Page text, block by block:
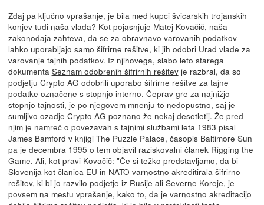
Zdaj pa ključno vprašanje, je bila med kupci švicarskih trojanskih
konjev tudi naša vlada? Kot pojasnjuje Matej Kovačič, naša
zakonodaja zahteva, da se za obravnavo varovanih podatkov
lahko uporabljajo samo šifrirne rešitve, ki jih odobri Urad vlade za
varovanje tajnih podatkov. Iz njihovega, slabo leto starega
dokumenta Seznam odobrenih šifrirnih rešitevje razbral, da so
podjetju Crypto AG odobrili uporabo šifrirne rešitve za tajne
podatke označene s stopnjo interno. Čeprav gre za najnižjo
stopnjo tajnosti, je po njegovem mnenju to nedopustno, saj je
sumljivo ozadje Crypto AG poznano že nekaj desetletij. Že pred
njim je namreč o povezavah s tajnimi službami leta 1983 pisal
James Bamford v knjigi The Puzzle Palace, časopis Baltimore Sun
pa je decembra 1995 o tem objavil raziskovalni članek Rigging the
Game. Ali, kot pravi Kovačič: "Če si težko predstavljamo, da bi
Slovenija kot članica EU in NATO varnostno akreditirala šifrirno
rešitev, ki bi jo razvilo podjetje iz Rusije ali Severne Koreje, je
povsem na mestu vprašanje, kako to, da je varnostno akreditacijo